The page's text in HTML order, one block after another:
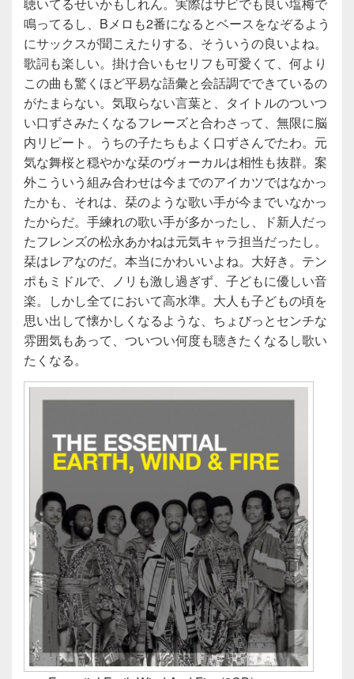
聴いてるせいかもしれん。実際はサビでも良い塩梅で
鳴ってるし、Bメロも2番になるとベースをなぞるよう
にサックスが聞こえたりする、そういうの良いよね。
歌詞も楽しい。掛け合いもセリフも可愛くて、何より
この曲も驚くほど平易な語彙と会話調でできているの
がたまらない。気取らない言葉と、タイトルのついつ
い口ずさみたくなるフレーズと合わさって、無限に脳
内リピート。うちの子たちもよく口ずさんでたわ。元
気な舞桜と穏やかな栞のヴォーカルは相性も抜群。案
外こういう組み合わせは今までのアイカツではなかっ
たかも、それは、栞のような歌い手が今までいなかっ
たからだ。手練れの歌い手が多かったし、ド新人だっ
たフレンズの松永あかねは元気キャラ担当だったし。
栞はレアなのだ。本当にかわいいよね。大好き。テン
ポもミドルで、ノリも激し過ぎず、子どもに優しい音
楽。しかし全てにおいて高水準。大人も子どもの頃を
思い出して懐かしくなるような、ちょびっとセンチな
雰囲気もあって、ついつい何度も聴きたくなるし歌い
たくなる。